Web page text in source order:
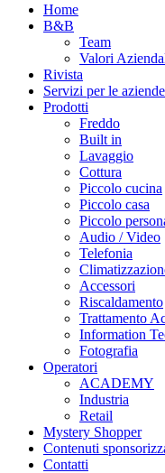
Home
B&B
Team
Valori
Rivista
Servizi per le aziende
Prodotti
Freddo
Built in
Lavaggio
Cottura
Piccolo cucina
Piccolo casa
Piccolo
Audio / Video
Telefonia
Accessori
Riscaldamento
Trattamento
Information
Fotografia
Operatori
ACADEMY
Industria
Retail
Mystery Shopper
Contenuti
Contatti